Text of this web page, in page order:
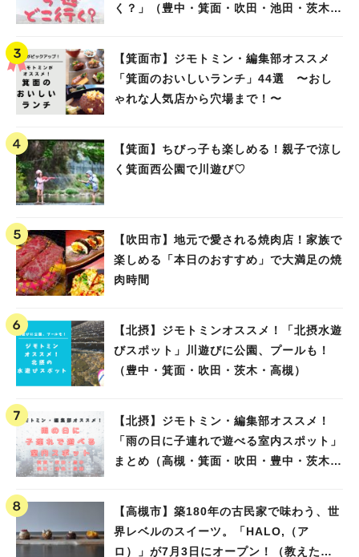
く？」（豊中・箕面・吹田・池田・茨木・
【箕面市】ジモトミン・編集部オススメ
「箕面のおいしいランチ」44選 〜おし
ゃれな人気店から穴場まで！〜
【箕面】ちびっ子も楽しめる！親子で涼し
く箕面西公園で川遊び♡
【吹田市】地元で愛される焼肉店！家族で
楽しめる「本日のおすすめ」で大満足の焼
肉時間
【北摂】ジモトミンオススメ！「北摂水遊
びスポット」川遊びに公園、プールも！
（豊中・箕面・吹田・茨木・高槻）
【北摂】ジモトミン・編集部オススメ！
「雨の日に子連れで遊べる室内スポット」
まとめ（高槻・箕面・吹田・豊中・茨木・
【高槻市】築180年の古民家で味わう、世
界レベルのスイーツ。「HALO,（ア
ロ）」が7月3日にオープン！（教えたい/